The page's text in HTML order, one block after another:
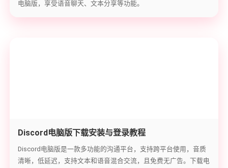
电脑版，享受语音聊天、文本分享等功能。
Discord电脑版下载安装与登录教程
Discord电脑版是一款多功能的沟通平台，支持跨平台使用，音质
清晰，低延迟，支持文本和语音混合交流，且免费无广告。下载电